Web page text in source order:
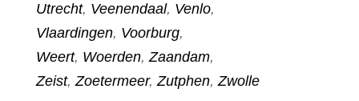
Utrecht, Veenendaal, Venlo,
Vlaardingen, Voorburg,
Weert, Woerden,Zaandam,
Zeist,Zoetermeer,Zutphen,Zwolle